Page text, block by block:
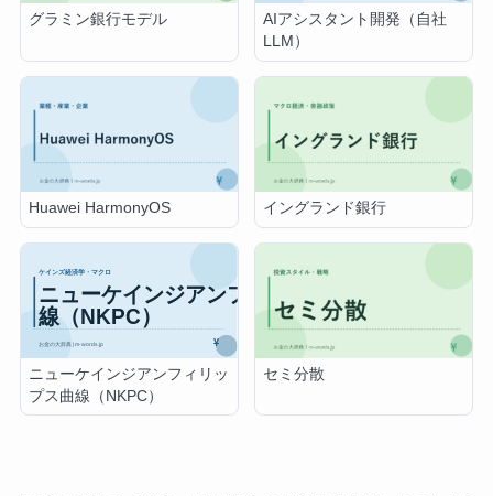
グラミン銀行モデル
AIアシスタント開発（自社
LLM）
Huawei HarmonyOS イングランド銀行
ニューケインジアンフィリッ
プス曲線（NKPC）
セミ分散